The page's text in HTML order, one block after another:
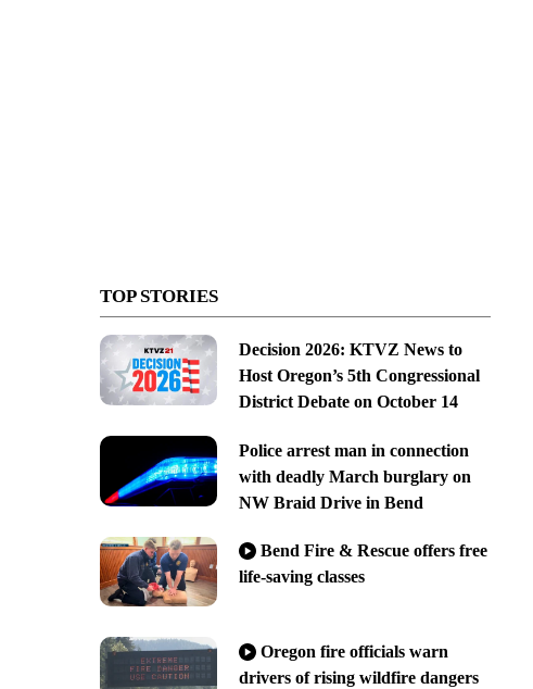
TOP STORIES
Decision 2026: KTVZ News to
Host Oregon’s 5th Congressional
District Debate on October 14
Police arrest man in connection
with deadly March burglary on
NW Braid Drive in Bend
Bend Fire & Rescue offers free
life-saving classes
Oregon fire officials warn
drivers of rising wildfire dangers